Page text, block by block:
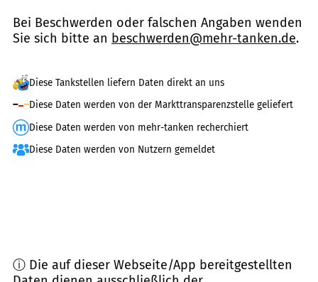
Bei Beschwerden oder falschen Angaben wenden
Sie sich bitte an beschwerden@mehr-tanken.de.
Diese Tankstellen liefern Daten direkt an uns
Diese Daten werden von der Markttransparenzstelle geliefert
Diese Daten werden von mehr-tanken recherchiert
Diese Daten werden von Nutzern gemeldet
ⓘ Die auf dieser Webseite/App bereitgestellten